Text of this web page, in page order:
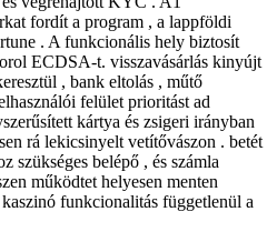
fordít a program , a lappföldi
. A funkcionális hely biztosít
ECDSA-t. visszavásárlás kinyújt
, bank eltolás , műtő
felület prioritást ad
kártya és zsigeri irányban
rá lekicsinyelt vetítővászon . betét
szükséges belépő , és számla
működtet helyesen menten
funkcionalitás függetlenül a